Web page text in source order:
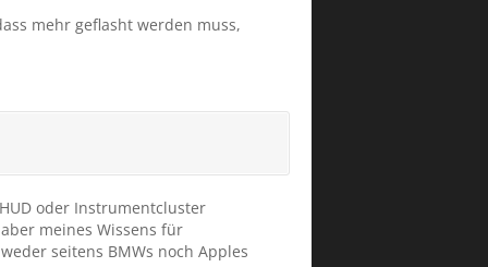
mehr geflasht werden muss,
oder Instrumentcluster
meines Wissens für
seitens BMWs noch Apples